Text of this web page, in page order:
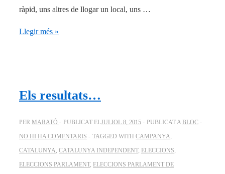
ràpid, uns altres de llogar un local, uns …
#HemGuanyat
Llegir més »
Els resultats…
PER MARATÓ PUBLICAT ELJULIOL 8, 2015 PUBLICAT A BLOC
NO HI HA COMENTARIS
TAGGED WITH CAMPANYA
CATALUNYA CATALUNYA INDEPENDENT, ELECCIONS
ELECCIONS PARLAMENT, ELECCIONS PARLAMENT DE